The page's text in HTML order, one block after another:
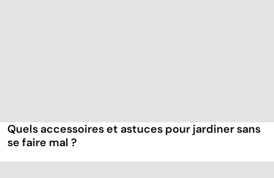
Quels accessoires et astuces pour jardiner sans
se faire mal ?